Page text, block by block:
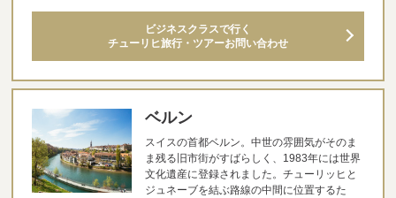
ビジネスクラスで行く
チューリヒ旅行・ツアーお問い合わせ
ベルン
スイスの首都ベルン。中世の雰囲気がそのま
ま残る旧市街がすばらしく、1983年には世界
文化遺産に登録されました。チューリッヒと
ジュネーブを結ぶ路線の中間に位置するた